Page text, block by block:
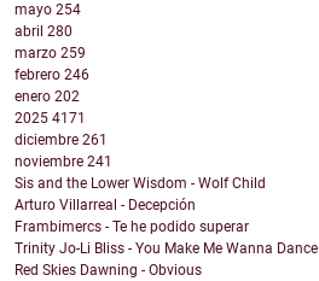
mayo 254
abril 280
marzo 259
febrero 246
enero 202
2025 4171
diciembre 261
noviembre 241
Sis and the Lower Wisdom - Wolf Child
Arturo Villarreal - Decepción
Frambimercs - Te he podido superar
Trinity Jo-Li Bliss - You Make Me Wanna Dance
Red Skies Dawning - Obvious